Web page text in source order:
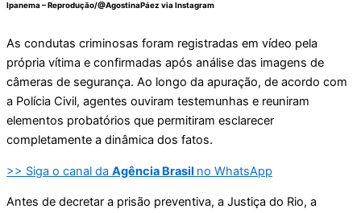
Ipanema –Reprodução/@AgostinaPáez via Instagram
As condutas criminosas foram registradas em vídeo pela
própria vítima e confirmadas após análise das imagens de
câmeras de segurança. Ao longo da apuração, de acordo com
a Polícia Civil, agentes ouviram testemunhas e reuniram
elementos probatórios que permitiram esclarecer
completamente a dinâmica dos fatos.
>> Siga o canal da Agência Brasil no WhatsApp
Antes de decretar a prisão preventiva, a Justiça do Rio, a